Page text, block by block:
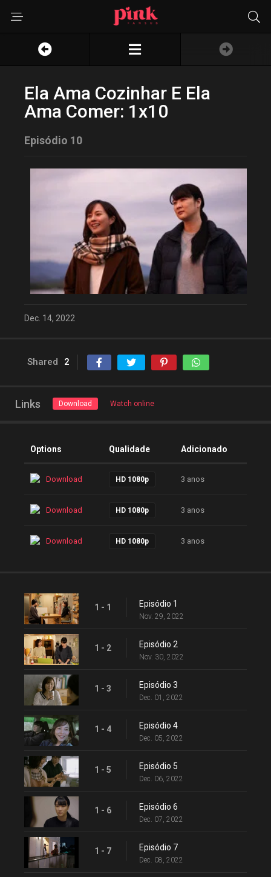
Ela Ama Cozinhar E Ela
Ama Comer: 1x10
Episódio 10
Dec. 14, 2022
Shared 2
Links Download Watch online
Options Qualidade Adicionado
Download HD 1080p 3 anos
Download HD 1080p 3 anos
Download HD 1080p 3 anos
1 - 1 Episódio 1
Nov. 29, 2022
1 - 2 Episódio 2
Nov. 30, 2022
1 - 3 Episódio 3
Dec. 01, 2022
1 - 4 Episódio 4
Dec. 05, 2022
1 - 5 Episódio 5
Dec. 06, 2022
1 - 6 Episódio 6
Dec. 07, 2022
1 - 7 Episódio 7
Dec. 08, 2022